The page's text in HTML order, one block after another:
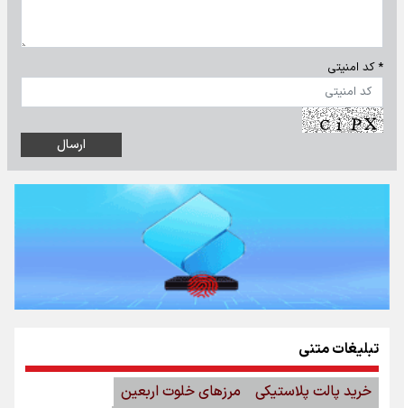
* کد امنیتی
تبلیغات متنی
خرید پالت پلاستیکی
مرزهای خلوت اربعین